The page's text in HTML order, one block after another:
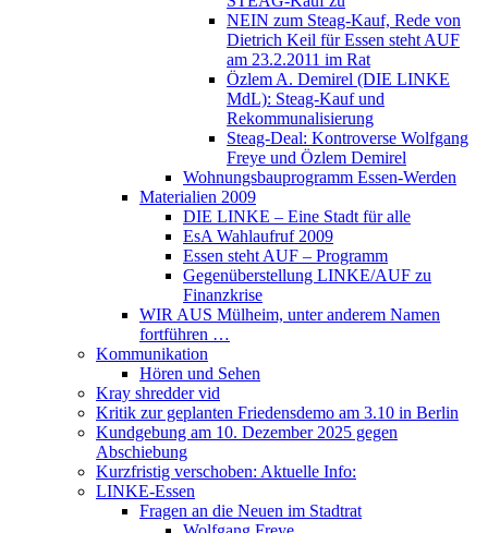
NEIN zum Steag-Kauf, Rede von
Dietrich Keil für Essen steht AUF
am 23.2.2011 im Rat
Özlem A. Demirel (DIE LINKE
MdL): Steag-Kauf und
Rekommunalisierung
Steag-Deal: Kontroverse Wolfgang
Freye und Özlem Demirel
Wohnungsbauprogramm Essen-Werden
Materialien 2009
DIE LINKE – Eine Stadt für alle
EsA Wahlaufruf 2009
Essen steht AUF – Programm
Gegenüberstellung LINKE/AUF zu
Finanzkrise
WIR AUS Mülheim, unter anderem Namen
fortführen …
Kommunikation
Hören und Sehen
Kray shredder vid
Kritik zur geplanten Friedensdemo am 3.10 in Berlin
Kundgebung am 10. Dezember 2025 gegen
Abschiebung
Kurzfristig verschoben: Aktuelle Info:
LINKE-Essen
Fragen an die Neuen im Stadtrat